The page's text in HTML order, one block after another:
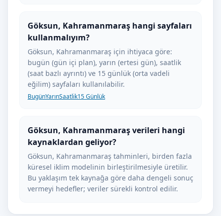
Göksun, Kahramanmaraş hangi sayfaları
kullanmalıyım?
Göksun, Kahramanmaraş için ihtiyaca göre:
bugün (gün içi plan), yarın (ertesi gün), saatlik
(saat bazlı ayrıntı) ve 15 günlük (orta vadeli
eğilim) sayfaları kullanılabilir.
BugünYarınSaatlik15 Günlük
Göksun, Kahramanmaraş verileri hangi
kaynaklardan geliyor?
Göksun, Kahramanmaraş tahminleri, birden fazla
küresel iklim modelinin birleştirilmesiyle üretilir.
Bu yaklaşım tek kaynağa göre daha dengeli sonuç
vermeyi hedefler; veriler sürekli kontrol edilir.